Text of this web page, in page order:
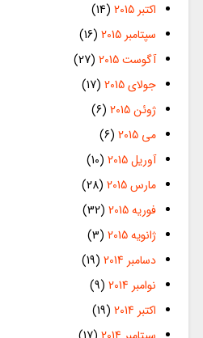
اکتبر 2015
(14)
سپتامبر 2015
(16)
آگوست 2015
(27)
جولای 2015
(17)
ژوئن 2015
(6)
می 2015
(6)
آوریل 2015
(10)
مارس 2015
(28)
فوریه 2015
(32)
ژانویه 2015
(3)
دسامبر 2014
(19)
نوامبر 2014
(9)
اکتبر 2014
(19)